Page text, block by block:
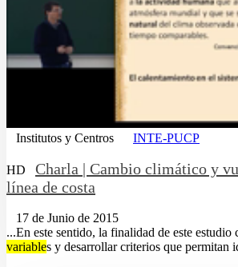
Institutos y Centros INTE-PUCP
HD
Charla | Cambio climático y
línea de costa
17 de Junio de 2015
...En este sentido, la finalidad de este estudio
variables y desarrollar criterios que permitan